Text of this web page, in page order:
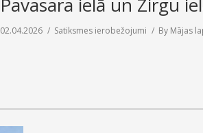
02.04.2026 Satiksmes ierobežojumi By Mājas